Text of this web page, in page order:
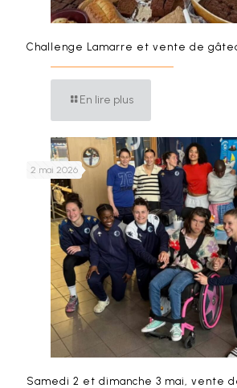
Challenge Lamarre et vente de
En lire plus
2 mai 2026
Samedi 2 et dimanche 3 mai, vente